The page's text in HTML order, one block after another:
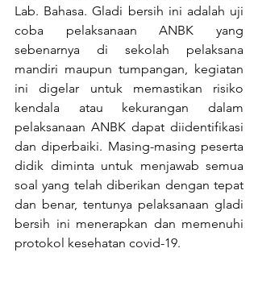
Lab. Bahasa. Gladi bersih ini adalah uji
coba pelaksanaan ANBK yang
sebenarnya di sekolah pelaksana
mandiri maupun tumpangan, kegiatan
ini digelar untuk memastikan risiko
kendala atau kekurangan dalam
pelaksanaan ANBK dapat diidentifikasi
dan diperbaiki. Masing-masing peserta
didik diminta untuk menjawab semua
soal yang telah diberikan dengan tepat
dan benar, tentunya pelaksanaan gladi
bersih ini menerapkan dan memenuhi
protokol kesehatan covid-19.